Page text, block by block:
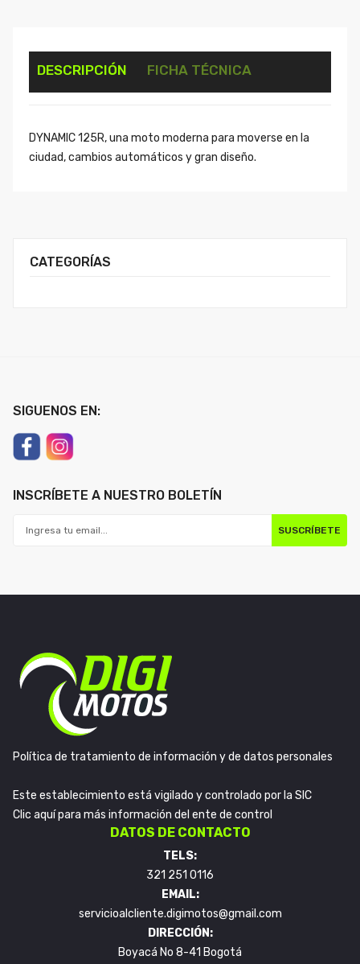
CATEGORÍAS
DESCRIPCIÓN FICHA TÉCNICA
DYNAMIC 125R, una moto moderna para moverse en la
ciudad, cambios automáticos y gran diseño.
SIGUENOS EN:
INSCRÍBETE A NUESTRO BOLETÍN
SUSCRÍBETE
Política de tratamiento de información y de datos personales
Este establecimiento está vigilado y controlado por la SIC
Clic aquí para más información del ente de control
DATOS DE CONTACTO
TELS:
321 251 0116
EMAIL:
servicioalcliente.digimotos@gmail.com
DIRECCIÓN:
Boyacá No 8-41 Bogotá